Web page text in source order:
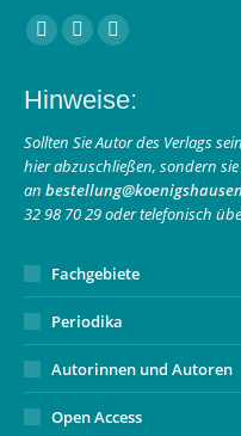
Finden Sie uns auf:
Facebook
opens
in
new
window
Instagram
opens
in
new
window
E-
page
opens
in
new
window
Hinweise:
Sollten Sie Autor des Verlags
hier abzuschließen, sondern
an
32 98 70 29 oder telefonisch
Fachgebiete
Periodika
Autorinnen und Autoren
Open Access